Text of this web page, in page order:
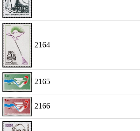
2164
2165
2166